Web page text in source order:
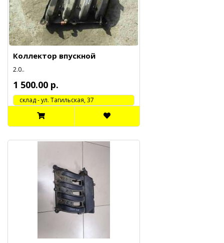
Коллектор впускной
2.0..
1 500.00 р.
cклад - ул. Тагильская, 37